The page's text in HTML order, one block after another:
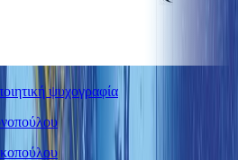
ψυχογραφία